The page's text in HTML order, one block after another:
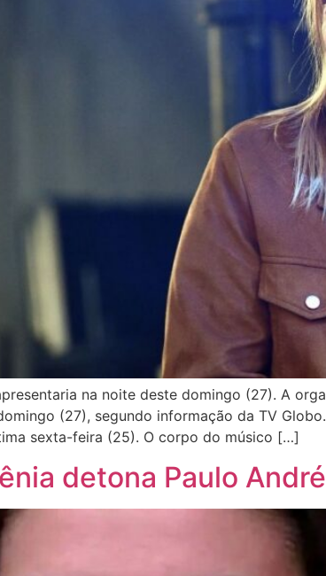
na noite deste domingo (27). A
(27), segundo informação da TV
sexta-feira (25). O corpo do músico […]
detona Paulo